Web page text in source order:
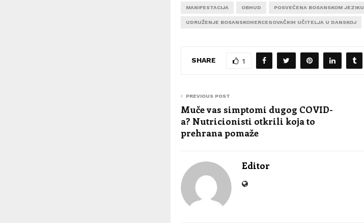
MANIFESTACIJA OBHUD POSVEĆENA BOSANSKOM JEZIKU
UDRUŽENJE BOSANSKOHERCEGOVAČKIH UČITELJA U DANSKOJ
SHARE 1
PREVIOUS POST
Muče vas simptomi dugog COVID-
a? Nutricionisti otkrili koja to
prehrana pomaže
Editor